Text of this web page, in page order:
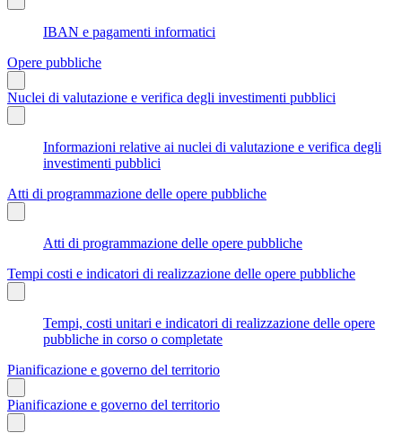
IBAN e pagamenti informatici
Opere pubbliche
Nuclei di valutazione e verifica degli investimenti pubblici
Informazioni relative ai nuclei di valutazione e verifica degli
investimenti pubblici
Atti di programmazione delle opere pubbliche
Atti di programmazione delle opere pubbliche
Tempi costi e indicatori di realizzazione delle opere pubbliche
Tempi, costi unitari e indicatori di realizzazione delle opere
pubbliche in corso o completate
Pianificazione e governo del territorio
Pianificazione e governo del territorio